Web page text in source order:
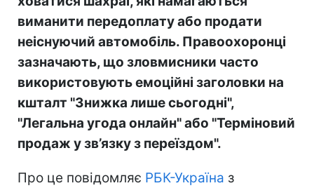
виманити передоплату або продати
неіснуючий автомобіль. Правоохоронці
зазначають, що зловмисники часто
використовують емоційні заголовки на
кшталт "Знижка лише сьогодні",
"Легальна угода онлайн" або "Терміновий
продаж у зв’язку з переїздом".
Про це повідомляє РБК-Україна з